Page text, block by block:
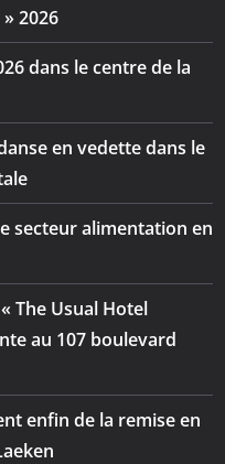
2026
dans le centre de la
en vedette dans le
secteur alimentation en
The Usual Hotel
au 107 boulevard
enfin de la remise en